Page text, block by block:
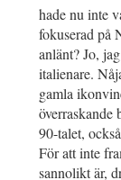
hade nu inte
fokuserad på
anlänt? Jo,
italienare.
gamla
överraskande
90-talet,
För att inte
sannolikt är,